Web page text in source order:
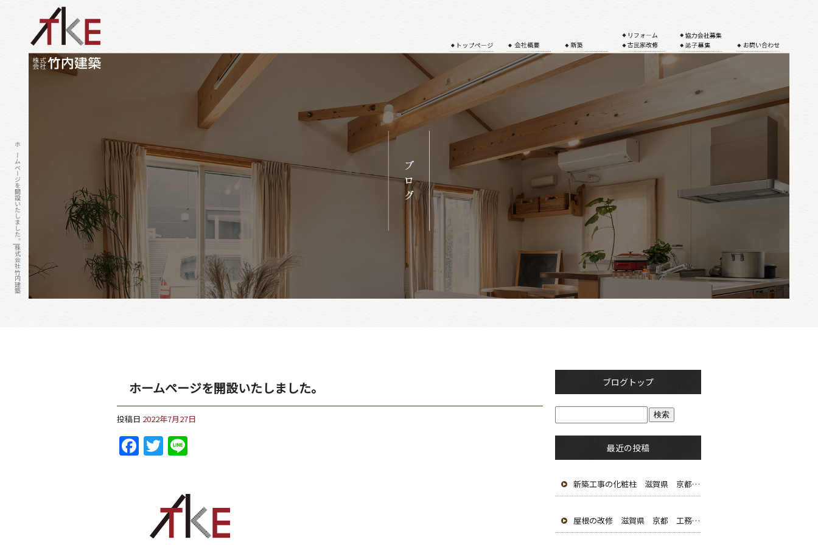
ホームページを開設いたしました。|株式会社竹内建築
ホームページを開設いたしました。
投稿日 2022年7月27日
Facebook
Twitter
ブログトップ
最近の投稿
新築工事の化粧柱 滋賀県 京都 工務店 大工 木造建築 瓦屋根 新築 古民家改修
屋根の改修 滋賀県 京都 工務店 大工 木造建築 瓦屋根 新築 古民家改修